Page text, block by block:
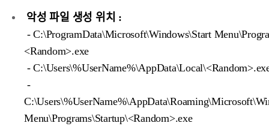
악성 파일 생성 위치 :
- C:\ProgramData\Microsoft\Windows\Start
<Random>.exe
-
-
Menu\Programs\Startup\<Random>.exe